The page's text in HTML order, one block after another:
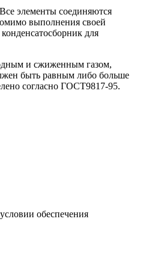
элементы соединяются
выполнения своей
для
и сжиженным газом,
быть равным либо больше
согласно ГОСТ9817-95.
обеспечения